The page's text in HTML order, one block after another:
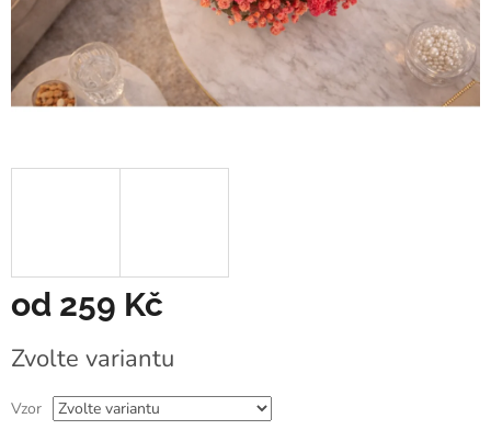
od 259 Kč
cena:
Zvolte variantu
Vzor